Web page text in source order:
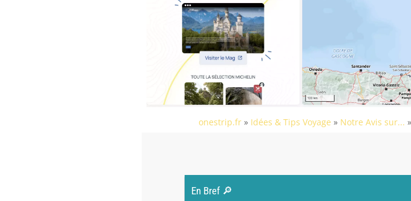
onestrip.fr » Idées & Tips Voyage » Notre Avis sur... »
En Bref 🔎